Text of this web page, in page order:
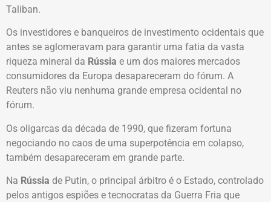
Taliban.
Os investidores e banqueiros de investimento ocidentais que
antes se aglomeravam para garantir uma fatia da vasta
riqueza mineral da Rússia e um dos maiores mercados
consumidores da Europa desapareceram do fórum. A
Reuters não viu nenhuma grande empresa ocidental no
fórum.
Os oligarcas da década de 1990, que fizeram fortuna
negociando no caos de uma superpotência em colapso,
também desapareceram em grande parte.
Na Rússia de Putin, o principal árbitro é o Estado, controlado
pelos antigos espiões e tecnocratas da Guerra Fria que